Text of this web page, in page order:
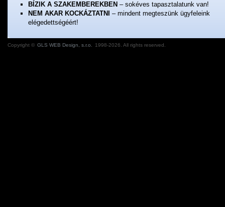
BÍZIK A SZAKEMBEREKBEN – sokéves tapasztalatunk van!
NEM AKAR KOCKÁZTATNI
– mindent megteszünk ügyfeleink
elégedettségéért!
Copyright © GLS WEB Design, s.r.o. 1998-2026. All rights reserved.